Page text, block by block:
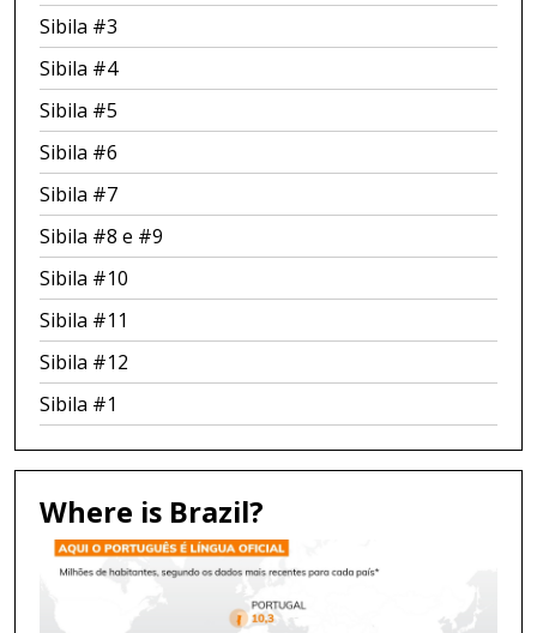
Sibila #3
Sibila #4
Sibila #5
Sibila #6
Sibila #7
Sibila #8 e #9
Sibila #10
Sibila #11
Sibila #12
Sibila #1
Where is Brazil?